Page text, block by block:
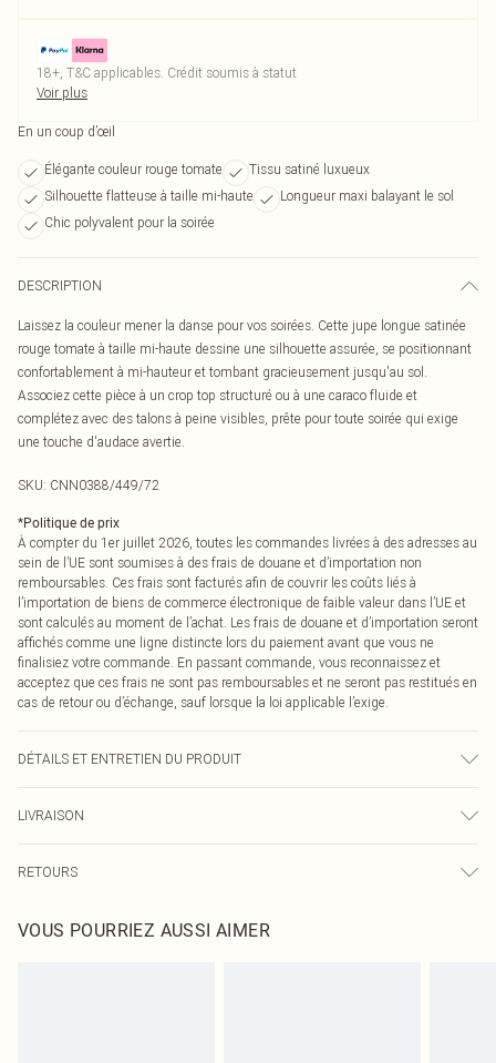
18+, T&C applicables. Crédit soumis à statut
Voir plus
En un coup d’œil
Élégante couleur rouge tomate
Tissu satiné luxueux
Silhouette flatteuse à taille mi-haute
Longueur maxi balayant le sol
Chic polyvalent pour la soirée
DESCRIPTION
Laissez la couleur mener la danse pour vos soirées. Cette jupe longue satinée
rouge tomate à taille mi-haute dessine une silhouette assurée, se positionnant
confortablement à mi-hauteur et tombant gracieusement jusqu'au sol.
Associez cette pièce à un crop top structuré ou à une caraco fluide et
complétez avec des talons à peine visibles, prête pour toute soirée qui exige
une touche d'audace avertie.
SKU: CNN0388/449/72
*Politique de prix
À compter du 1er juillet 2026, toutes les commandes livrées à des adresses au
sein de l’UE sont soumises à des frais de douane et d’importation non
remboursables. Ces frais sont facturés afin de couvrir les coûts liés à
l’importation de biens de commerce électronique de faible valeur dans l’UE et
sont calculés au moment de l’achat. Les frais de douane et d’importation seront
affichés comme une ligne distincte lors du paiement avant que vous ne
finalisiez votre commande. En passant commande, vous reconnaissez et
acceptez que ces frais ne sont pas remboursables et ne seront pas restitués en
cas de retour ou d’échange, sauf lorsque la loi applicable l’exige.
DÉTAILS ET ENTRETIEN DU PRODUIT
déteindre.
LIVRAISON
Livraison express France
Jusqu'à 2-3 jours ouvrables
RETOURS
pour nous retourner un article.
VOUS POURRIEZ AUSSI AIMER